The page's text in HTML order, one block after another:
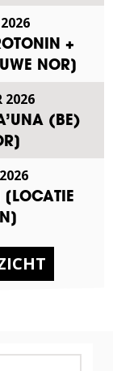
2026
+
NOR]
2026
(BE)
2026
[LOCATIE